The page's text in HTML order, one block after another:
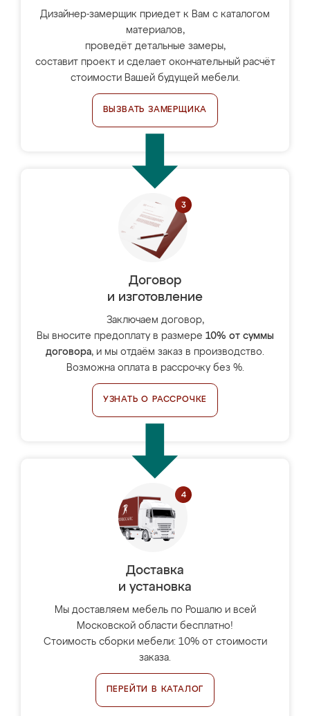
Дизайнер-замерщик приедет к Вам с каталогом
материалов,
проведёт детальные замеры,
составит проект и сделает окончательный расчёт
стоимости Вашей будущей мебели.
ВЫЗВАТЬ ЗАМЕРЩИКА
Договор
и изготовление
Заключаем договор,
Вы вносите предоплату в размере 10% от суммы
договора, и мы отдаём заказ в производство.
Возможна оплата в рассрочку без %.
УЗНАТЬ О РАССРОЧКЕ
Доставка
и установка
Мы доставляем мебель по Рошалю и всей
Московской области бесплатно!
Стоимость сборки мебели: 10% от стоимости
заказа.
ПЕРЕЙТИ В КАТАЛОГ